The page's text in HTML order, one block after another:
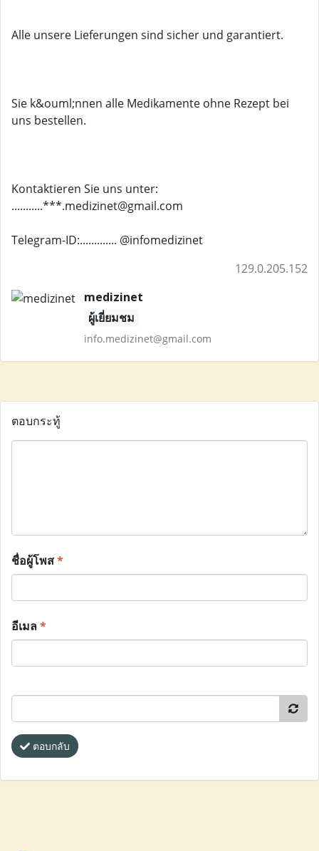
Alle unsere Lieferungen sind sicher und garantiert.
Sie k&ouml;nnen alle Medikamente ohne Rezept bei
uns bestellen.
Kontaktieren Sie uns unter:
...........***.medizinet@gmail.com
Telegram-ID:............. @infomedizinet
129.0.205.152
medizinet
ผู้เยี่ยมชม
info.medizinet@gmail.com
ตอบกระทู้
ชื่อผู้โพส*
อีเมล*
ตอบกลับ